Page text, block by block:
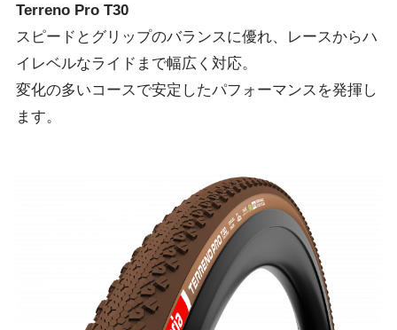
Terreno Pro T30
スピードとグリップのバランスに優れ、レースからハ
イレベルなライドまで幅広く対応。
変化の多いコースで安定したパフォーマンスを発揮し
ます。